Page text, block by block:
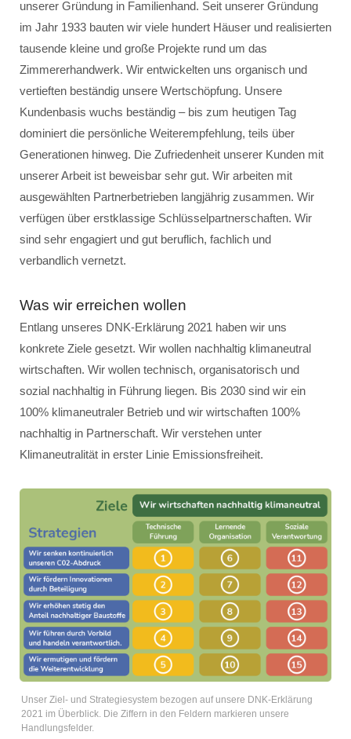
unserer Gründung in Familienhand. Seit unserer Gründung
im Jahr 1933 bauten wir viele hundert Häuser und realisierten
tausende kleine und große Projekte rund um das
Zimmererhandwerk. Wir entwickelten uns organisch und
vertieften beständig unsere Wertschöpfung. Unsere
Kundenbasis wuchs beständig – bis zum heutigen Tag
dominiert die persönliche Weiterempfehlung, teils über
Generationen hinweg. Die Zufriedenheit unserer Kunden mit
unserer Arbeit ist beweisbar sehr gut. Wir arbeiten mit
ausgewählten Partnerbetrieben langjährig zusammen. Wir
verfügen über erstklassige Schlüsselpartnerschaften. Wir
sind sehr engagiert und gut beruflich, fachlich und
verbandlich vernetzt.
Was wir erreichen wollen
Entlang unseres DNK-Erklärung 2021 haben wir uns
konkrete Ziele gesetzt. Wir wollen nachhaltig klimaneutral
wirtschaften. Wir wollen technisch, organisatorisch und
sozial nachhaltig in Führung liegen. Bis 2030 sind wir ein
100% klimaneutraler Betrieb und wir wirtschaften 100%
nachhaltig in Partnerschaft. Wir verstehen unter
Klimaneutralität in erster Linie Emissionsfreiheit.
Unser Ziel- und Strategiesystem bezogen auf unsere DNK-Erklärung
2021 im Überblick. Die Ziffern in den Feldern markieren unsere
Handlungsfelder.